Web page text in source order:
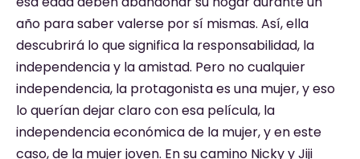
año para saber valerse por sí mismas. Así, ella
descubrirá lo que significa la responsabilidad, la
independencia y la amistad. Pero no cualquier
independencia, la protagonista es una mujer, y eso
lo querían dejar claro con esa película, la
independencia económica de la mujer, y en este
caso, de la mujer joven. En su camino Nicky y Jiji